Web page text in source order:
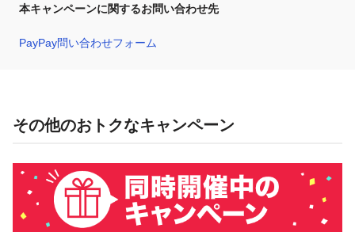
本キャンペーンに関するお問い合わせ先
PayPay問い合わせフォーム
その他のおトクなキャンペーン